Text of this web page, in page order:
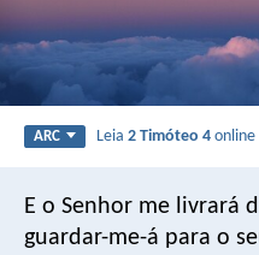
ARC Leia2 Timóteo 4 online
E o Senhor me livrará
guardar-me-á para o